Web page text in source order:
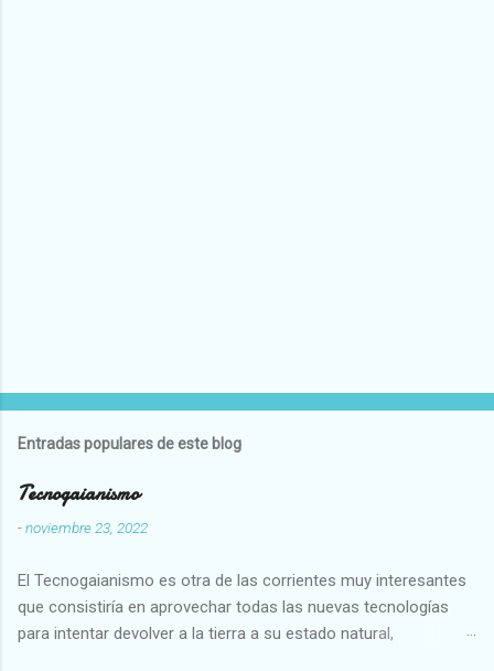
Entradas populares de este blog
Tecnogaianismo
-noviembre 23, 2022
El Tecnogaianismo es otra de las corrientes muy interesantes
que consistiría en aprovechar todas las nuevas tecnologías
para intentar devolver a la tierra a su estado natural,